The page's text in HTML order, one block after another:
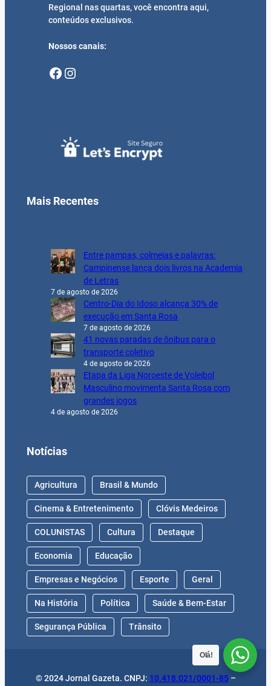
Regional nas quartas, você encontra aqui,
conteúdos exclusivos.
Nossos canais:
Facebook Instagram
Mais Recentes
Entre pampas, colmeias e palavras:
Campinense lança dois livros na Academia
de Letras
7 de agosto de 2026
Centro-Dia do Idoso alcança 30% de
execução em Santa Rosa
7 de agosto de 2026
41 novas paradas de ônibus para o
transporte coletivo
4 de agosto de 2026
Etapa da Liga Noroeste de Voleibol
Masculino movimenta Santa Rosa com
grandes jogos
4 de agosto de 2026
Notícias
Agricultura Brasil & Mundo
Cinema & Entretenimento Clóvis Medeiros
COLUNISTAS Cultura Destaque
Economia Educação
Empresas e Negócios Esporte Geral
Na História Política Saúde & Bem-Estar
Segurança Pública Trânsito
© 2024 Jornal Gazeta. CNPJ: 10.418.021/0001-85–
Olá!